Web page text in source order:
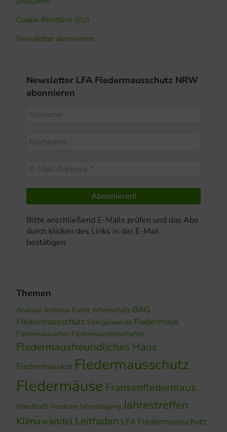
Cookie-Richtlinie (EU)
Newsletter abonnieren
Newsletter LFA Fledermausschutz NRW
abonnieren
Bitte anschließend E-Mails prüfen und das Abo
durch klicken des Links in der E-Mail
bestätigen.
Themen
Analyse Andreas Kiefer Artenschutz BAG
Fledermausschutz Energiewende Fledermaus
Fledermausarten Fledermausbotschafter
Fledermausfreundliches Haus
Fledermauskot Fledermausschutz
Fledermäuse Fransenfledermaus
Handbuch Insekten Jahrestagung Jahrestreffen
Klimawandel Leitfaden LFA Fledermausschutz